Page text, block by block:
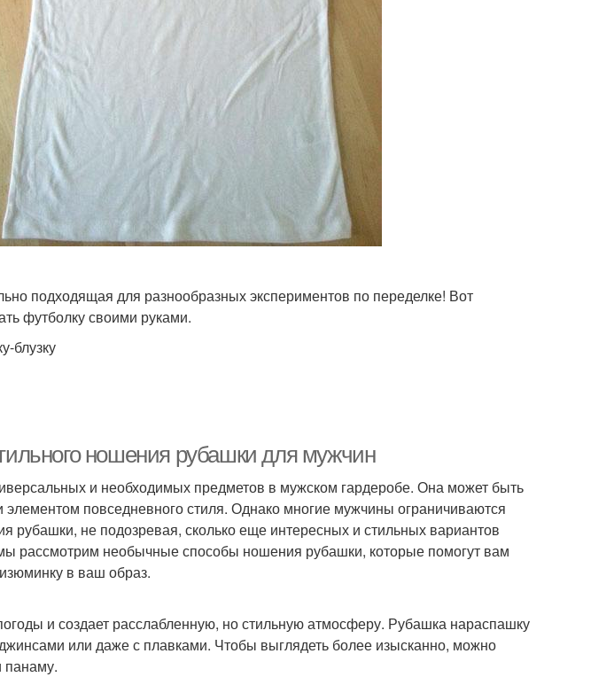
подходящая для разнообразных экспериментов по переделке! Вот
футболку своими руками.
блузку
ношения рубашки для мужчин
и необходимых предметов в мужском гардеробе. Она может быть
элементом повседневного стиля. Однако многие мужчины ограничиваются
рубашки, не подозревая, сколько еще интересных и стильных вариантов
рассмотрим необычные способы ношения рубашки, которые помогут вам
в ваш образ.
и создает расслабленную, но стильную атмосферу. Рубашка нараспашку
или даже с плавками. Чтобы выглядеть более изысканно, можно
панаму.